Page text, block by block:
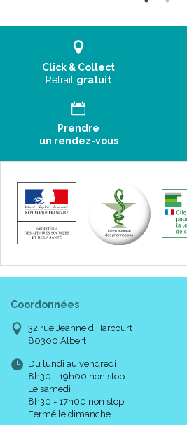
Click & Collect
Retrait gratuit
Prendre
un rendez-vous
Coordonnées
32 rue Jeanne d’Harcourt
80300 Albert
Du lundi au vendredi
8h30 - 19h00 non stop
Le samedi
8h30 - 17h00 non stop
Fermé le dimanche